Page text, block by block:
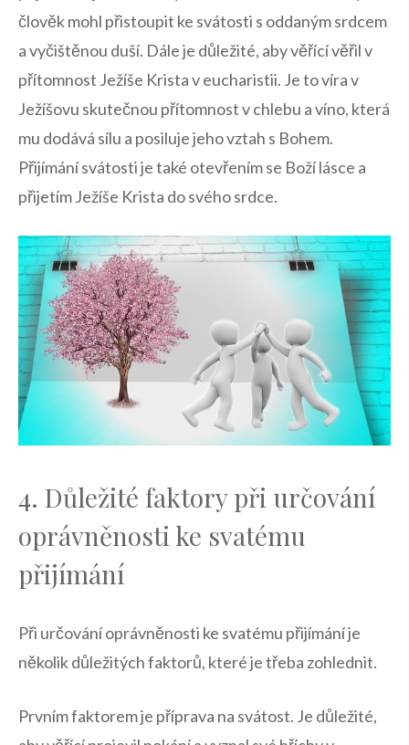
člověk mohl přistoupit ke ⁣svátosti​ s oddaným srdcem
a‌ vyčištěnou duší. Dále je důležité, ‍aby věřící věřil‌ v‌
přítomnost Ježíše Krista v⁢ eucharistii. Je to víra v
⁣Ježíšovu⁤ skutečnou přítomnost v⁤ chlebu a víno, která
mu⁤ dodává sílu a ‌posiluje jeho ‍vztah ⁢s Bohem.
Přijímání svátosti je také otevřením ⁣se Boží lásce a
přijetím Ježíše Krista do svého ⁣srdce.
4.‍ Důležité faktory při určování
oprávněnosti ke⁢ svatému
přijímání
Při určování ‍oprávněnosti⁣ ke svatému přijímání je
‌několik důležitých ‍faktorů, které ⁤je​ třeba zohlednit. ​
Prvním faktorem je příprava ‍na svátost. Je⁢ důležité,⁢